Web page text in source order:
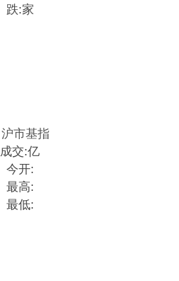
跌:家
成交:亿
今开:
最高:
最低: